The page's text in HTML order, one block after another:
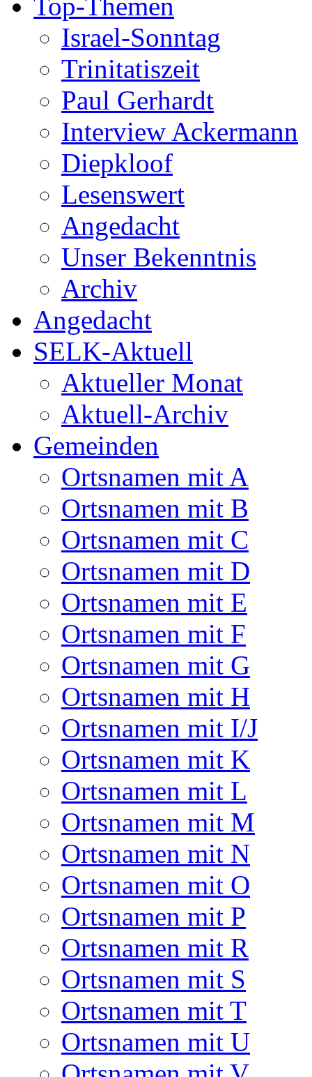
Israel-Sonntag
Trinitatiszeit
Paul Gerhardt
Interview Ackermann
Diepkloof
Lesenswert
Angedacht
Unser Bekenntnis
Archiv
Angedacht
SELK-Aktuell
Aktueller Monat
Aktuell-Archiv
Gemeinden
Ortsnamen mit A
Ortsnamen mit B
Ortsnamen mit C
Ortsnamen mit D
Ortsnamen mit E
Ortsnamen mit F
Ortsnamen mit G
Ortsnamen mit H
Ortsnamen mit I/J
Ortsnamen mit K
Ortsnamen mit L
Ortsnamen mit M
Ortsnamen mit N
Ortsnamen mit O
Ortsnamen mit P
Ortsnamen mit R
Ortsnamen mit S
Ortsnamen mit T
Ortsnamen mit U